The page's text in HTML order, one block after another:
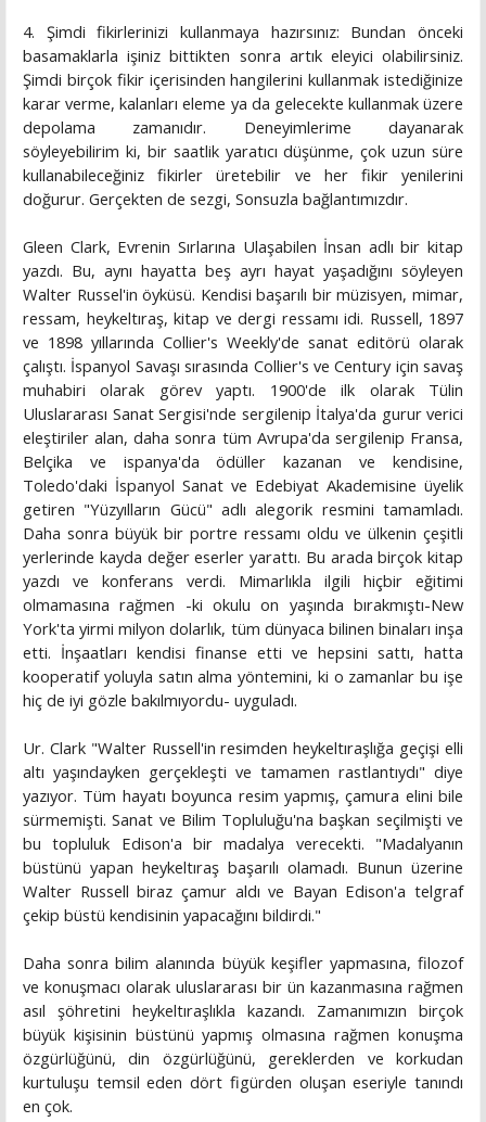
4. Şimdi fikirlerinizi kullanmaya hazırsınız: Bundan önceki
basamaklarla işiniz bittikten sonra artık eleyici olabilirsiniz.
Şimdi birçok fikir içerisinden hangilerini kullanmak istediğinize
karar verme, kalanları eleme ya da gelecekte kullanmak üzere
depolama zamanıdır. Deneyimlerime dayanarak
söyleyebilirim ki, bir saatlik yaratıcı düşünme, çok uzun süre
kullanabileceğiniz fikirler üretebilir ve her fikir yenilerini
doğurur. Gerçekten de sezgi, Sonsuzla bağlantımızdır.
Gleen Clark, Evrenin Sırlarına Ulaşabilen İnsan adlı bir kitap
yazdı. Bu, aynı hayatta beş ayrı hayat yaşadığını söyleyen
Walter Russel'in öyküsü. Kendisi başarılı bir müzisyen, mimar,
ressam, heykeltıraş, kitap ve dergi ressamı idi. Russell, 1897
ve 1898 yıllarında Collier's Weekly'de sanat editörü olarak
çalıştı. İspanyol Savaşı sırasında Collier's ve Century için savaş
muhabiri olarak görev yaptı. 1900'de ilk olarak Tülin
Uluslararası Sanat Sergisi'nde sergilenip İtalya'da gurur verici
eleştiriler alan, daha sonra tüm Avrupa'da sergilenip Fransa,
Belçika ve ispanya'da ödüller kazanan ve kendisine,
Toledo'daki İspanyol Sanat ve Edebiyat Akademisine üyelik
getiren "Yüzyılların Gücü" adlı alegorik resmini tamamladı.
Daha sonra büyük bir portre ressamı oldu ve ülkenin çeşitli
yerlerinde kayda değer eserler yarattı. Bu arada birçok kitap
yazdı ve konferans verdi. Mimarlıkla ilgili hiçbir eğitimi
olmamasına rağmen -ki okulu on yaşında bırakmıştı-New
York'ta yirmi milyon dolarlık, tüm dünyaca bilinen binaları inşa
etti. İnşaatları kendisi finanse etti ve hepsini sattı, hatta
kooperatif yoluyla satın alma yöntemini, ki o zamanlar bu işe
hiç de iyi gözle bakılmıyordu- uyguladı.
Ur. Clark "Walter Russell'in resimden heykeltıraşlığa geçişi elli
altı yaşındayken gerçekleşti ve tamamen rastlantıydı" diye
yazıyor. Tüm hayatı boyunca resim yapmış, çamura elini bile
sürmemişti. Sanat ve Bilim Topluluğu'na başkan seçilmişti ve
bu topluluk Edison'a bir madalya verecekti. "Madalyanın
büstünü yapan heykeltıraş başarılı olamadı. Bunun üzerine
Walter Russell biraz çamur aldı ve Bayan Edison'a telgraf
çekip büstü kendisinin yapacağını bildirdi."
Daha sonra bilim alanında büyük keşifler yapmasına, filozof
ve konuşmacı olarak uluslararası bir ün kazanmasına rağmen
asıl şöhretini heykeltıraşlıkla kazandı. Zamanımızın birçok
büyük kişisinin büstünü yapmış olmasına rağmen konuşma
özgürlüğünü, din özgürlüğünü, gereklerden ve korkudan
kurtuluşu temsil eden dört figürden oluşan eseriyle tanındı
en çok.